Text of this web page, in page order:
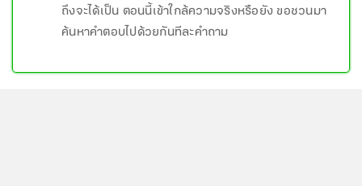
ถึงจะได้เป็น ตอนนี้เข้าใกล้ความจริงหรือยัง ขอชวนมา
ค้นหาคำตอบไปด้วยกันทีละคำถาม